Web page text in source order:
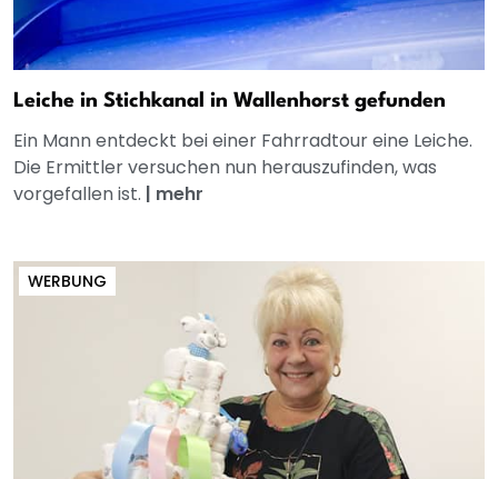
Leiche in Stichkanal in Wallenhorst gefunden
Ein Mann entdeckt bei einer Fahrradtour eine Leiche.
Die Ermittler versuchen nun herauszufinden, was
vorgefallen ist. | mehr
WERBUNG